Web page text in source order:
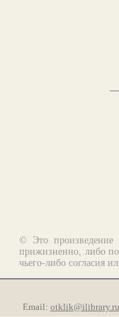
© Это произведение
прижизненно, либо
чьего-либо согласия
Email: otklik@ilibrary.ru